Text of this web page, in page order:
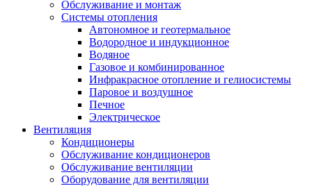
Обслуживание и монтаж
Системы отопления
Автономное и геотермальное
Водородное и индукционное
Водяное
Газовое и комбинированное
Инфракрасное отопление и гелиосистемы
Паровое и воздушное
Печное
Электрическое
Вентиляция
Кондиционеры
Обслуживание кондиционеров
Обслуживание вентиляции
Оборудование для вентиляции